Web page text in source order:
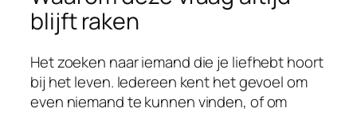
blijft raken
Het zoeken naar iemand die je liefhebt hoort
bij het leven. Iedereen kent het gevoel om
even niemand te kunnen vinden, of om